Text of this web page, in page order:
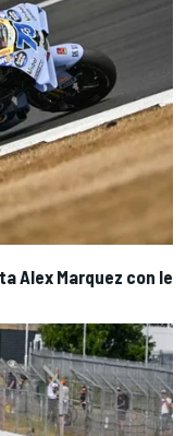
Alex Marquez con le